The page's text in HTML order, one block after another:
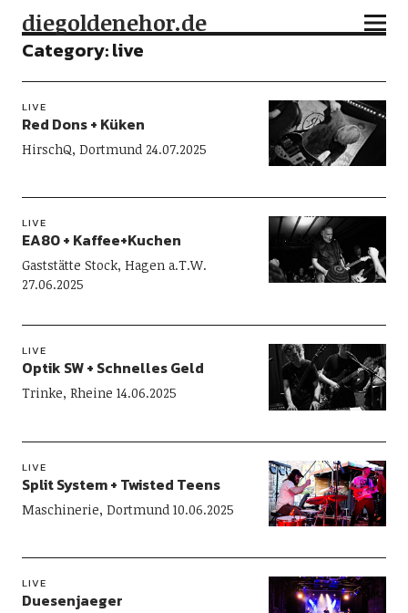
diegoldenehor.de
Category:live
LIVE
Red Dons + Küken
HirschQ, Dortmund 24.07.2025
LIVE
EA80 + Kaffee+Kuchen
Gaststätte Stock, Hagen a.T.W.
27.06.2025
LIVE
Optik SW + Schnelles Geld
Trinke, Rheine 14.06.2025
LIVE
Split System + Twisted Teens
Maschinerie, Dortmund 10.06.2025
LIVE
Duesenjaeger